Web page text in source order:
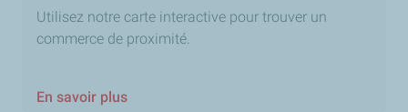
Utilisez notre carte interactive pour trouver un
commerce de proximité.
En savoir plus